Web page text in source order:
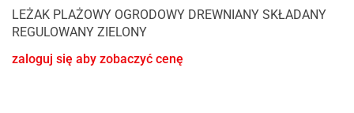
LEŻAK PLAŻOWY OGRODOWY DREWNIANY SKŁADANY
REGULOWANY ZIELONY
zaloguj się aby zobaczyć cenę